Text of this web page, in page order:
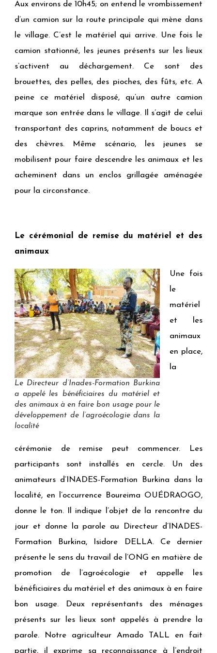
Aux environs de 10h45; on entend le vrombissement
d’un camion sur la route principale qui mène dans
le village. C’est le matériel qui arrive. Une fois le
camion stationné, les jeunes présents sur les lieux
s’activent au déchargement. Ce sont des
brouettes, des pelles, des pioches, des fûts, etc. A
peine ce matériel disposé, qu’un autre camion
marque son entrée dans le village. Il s’agit de celui
transportant des caprins, notamment de boucs et
des chèvres. Même scénario, les jeunes se
mobilisent pour faire descendre les animaux et les
acheminent dans un enclos grillagée aménagée
pour la circonstance.
Le cérémonial de remise du matériel et des
animaux
Le Directeur d’Inades-Formation Burkina
a appelé les bénéficiaires du matériel et
des animaux à en faire bon usage pour le
développement de l’agroécologie dans la
localité
Une fois
le
matériel
et les
animaux
en place,
la
cérémonie de remise peut commencer. Les
participants sont installés en cercle. Un des
animateurs d’INADES-Formation Burkina dans la
localité, en l’occurrence Boureima OUÉDRAOGO,
donne le ton. Il indique l’objet de la rencontre du
jour et donne la parole au Directeur d’INADES-
Formation Burkina, Isidore DELLA. Ce dernier
présente le sens du travail de l’ONG en matière de
promotion de l’agroécologie et appelle les
bénéficiaires du matériel et des animaux à en faire
bon usage. Deux représentants des ménages
présents sur les lieux sont appelés à prendre la
parole. Notre agriculteur Amado TALL en fait
partie, il exprime sa reconnaissance à l’endroit